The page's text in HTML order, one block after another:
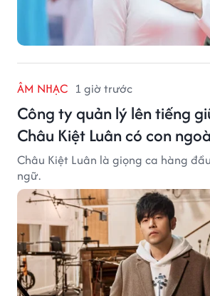
ÂM NHẠC 1 giờ trước
Công ty quản lý lên tiếng
Châu Kiệt Luân có con
Châu Kiệt Luân là giọng ca hàng
ngữ.